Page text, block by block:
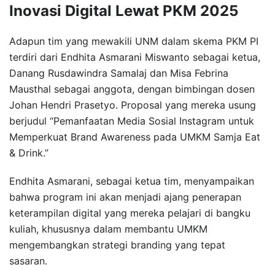
Inovasi Digital Lewat PKM 2025
Adapun tim yang mewakili UNM dalam skema PKM PI
terdiri dari Endhita Asmarani Miswanto sebagai ketua,
Danang Rusdawindra Samalaj dan Misa Febrina
Mausthal sebagai anggota, dengan bimbingan dosen
Johan Hendri Prasetyo. Proposal yang mereka usung
berjudul “Pemanfaatan Media Sosial Instagram untuk
Memperkuat Brand Awareness pada UMKM Samja Eat
& Drink.”
Endhita Asmarani, sebagai ketua tim, menyampaikan
bahwa program ini akan menjadi ajang penerapan
keterampilan digital yang mereka pelajari di bangku
kuliah, khususnya dalam membantu UMKM
mengembangkan strategi branding yang tepat
sasaran.